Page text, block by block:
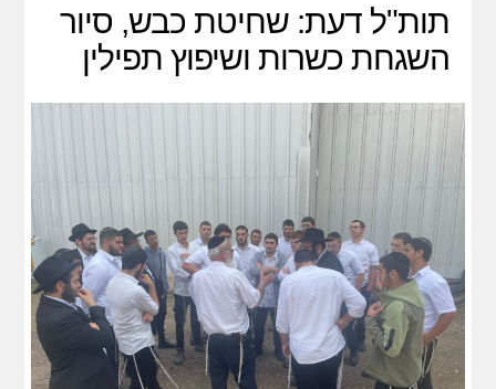
תות"ל דעת: שחיטת כבש, סיור
השגחת כשרות ושיפוץ תפילין